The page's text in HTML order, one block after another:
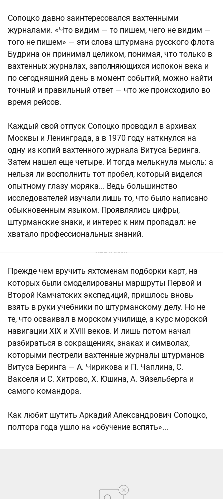
Сопоцко давно заинтересовался вахтенными
журналами. «Что видим — то пишем, чего не видим —
того не пишем» — эти слова штурмана русского флота
Будрина он принимал целиком, понимая, что только в
вахтенных журналах, заполняющихся испокон века и
по сегодняшний день в момент событий, можно найти
точный и правильный ответ — что же происходило во
время рейсов.
Каждый свой отпуск Сопоцко проводил в архивах
Москвы и Ленинграда, а в 1970 году наткнулся на
одну из копий вахтенного журнала Витуса Беринга.
Затем нашел еще четыре. И тогда мелькнула мысль: а
нельзя ли восполнить тот пробел, который виделся
опытному глазу моряка... Ведь большинство
исследователей изучали лишь то, что было написано
обыкновенным языком. Проявлялись цифры,
штурманские знаки, и интерес к ним пропадал: не
хватало профессиональных знаний.
Прежде чем вручить яхтсменам подборки карт, на
которых были смоделированы маршруты Первой и
Второй Камчатских экспедиций, пришлось вновь
взять в руки учебники по штурманскому делу. Но не
те, что осваивал в морском училище, а курс морской
навигации XIX и XVIII веков. И лишь потом начал
разбираться в сокращениях, знаках и символах,
которыми пестрели вахтенные журналы штурманов
Витуса Беринга — А. Чирикова и П. Чаплина, С.
Вакселя и С. Хитрово, X. Юшина, А. Эйзельберга и
самого командора.
Как любит шутить Аркадий Александрович Сопоцко,
полтора года ушло на «обучение вспять»...